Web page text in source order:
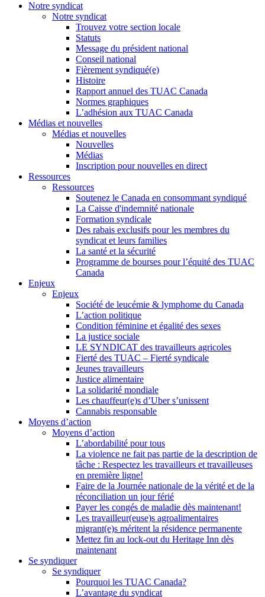
Notre syndicat
Notre syndicat
Trouvez votre section locale
Statuts
Message du président national
Conseil national
Fièrement syndiqué(e)
Histoire
Rapport annuel des TUAC Canada
Normes graphiques
L’adhésion aux TUAC Canada
Médias et nouvelles
Médias et nouvelles
Nouvelles
Médias
Inscription pour nouvelles en direct
Ressources
Ressources
Soutenez le Canada en consommant syndiqué
La Caisse d'indemnité nationale
Formation syndicale
Des rabais exclusifs pour les membres du
syndicat et leurs families
La santé et la sécurité
Programme de bourses pour l’équité des TUAC
Canada
Enjeux
Enjeux
Société de leucémie & lymphome du Canada
L’action politique
Condition féminine et égalité des sexes
La justice sociale
LE SYNDICAT des travailleurs agricoles
Fierté des TUAC – Fierté syndicale
Jeunes travailleurs
Justice alimentaire
La solidarité mondiale
Les chauffeur(e)s d’Uber s’unissent
Cannabis responsable
Moyens d’action
Moyens d’action
L’abordabilité pour tous
La violence ne fait pas partie de la description de
tâche : Respectez les travailleurs et travailleuses
en première ligne!
Faire de la Journée nationale de la vérité et de la
réconciliation un jour férié
Payer les congés de maladie dès maintenant!
Les travailleur(euse)s agroalimentaires
migrant(e)s méritent la résidence permanente
Mettez fin au lock-out du Heritage Inn dès
maintenant
Se syndiquer
Se syndiquer
Pourquoi les TUAC Canada?
L’avantage du syndicat